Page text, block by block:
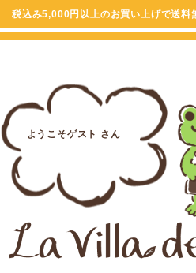
税込み5,000円以上のお買い上げで送料
ようこそゲスト さん